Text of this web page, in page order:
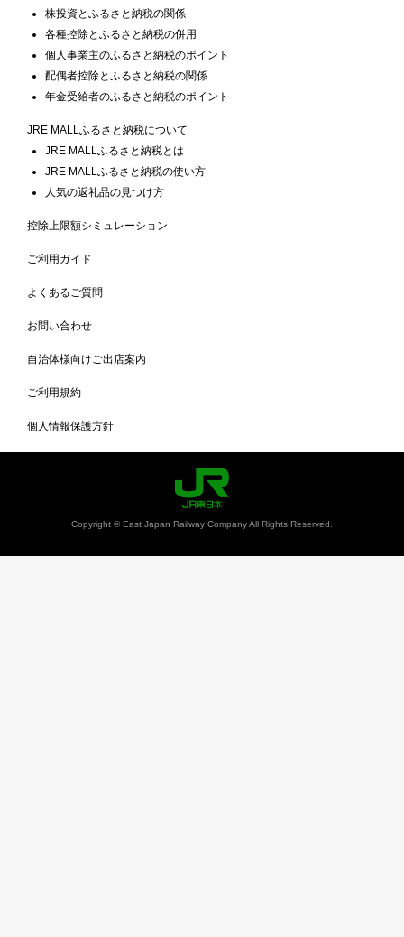
株投資とふるさと納税の関係
各種控除とふるさと納税の併用
個人事業主のふるさと納税のポイント
配偶者控除とふるさと納税の関係
年金受給者のふるさと納税のポイント
JRE MALLふるさと納税について
JRE MALLふるさと納税とは
JRE MALLふるさと納税の使い方
人気の返礼品の見つけ方
控除上限額シミュレーション
ご利用ガイド
よくあるご質問
お問い合わせ
自治体様向けご出店案内
ご利用規約
個人情報保護方針
Copyright © East Japan Railway Company All Rights Reserved.